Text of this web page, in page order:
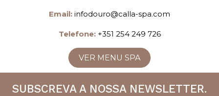
Email: infodouro@calla-spa.com
Telefone: +351 254 249 726
VER MENU SPA
SUBSCREVA A NOSSA NEWSLETTER.